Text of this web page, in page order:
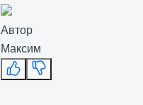
Автор
Максим